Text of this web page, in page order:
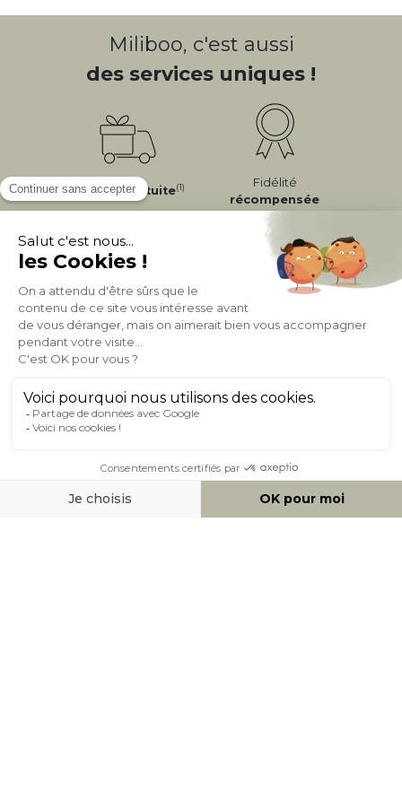
Miliboo, c'est aussi
des services uniques !
LivraisonGratuite(1)
Fidélité
récompensée
Expéditionen
24/72h
Appelez-nous Au
050 92 00 74